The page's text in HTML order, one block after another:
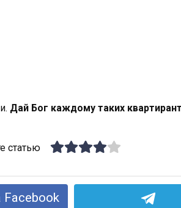
Дай Бог каждому таких
статью
Facebook